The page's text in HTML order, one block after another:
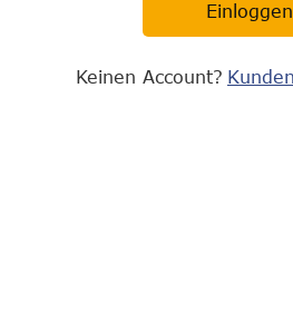
Einloggen
Keinen Account?